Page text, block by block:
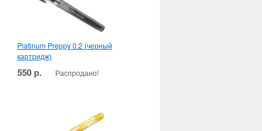
Platinum Preppy 0.2 (черный
картридж)
550 р. Распродано!